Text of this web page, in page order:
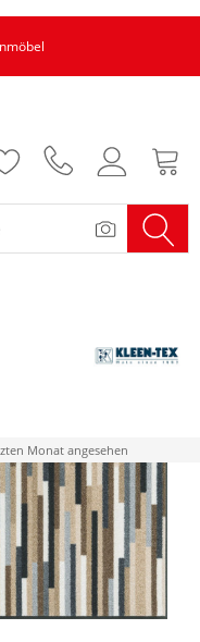
Monat angesehen